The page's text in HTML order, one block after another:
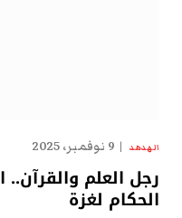
الهدهد 9 نوفمبر، 2025
رجل العلم
الحكام لغزة